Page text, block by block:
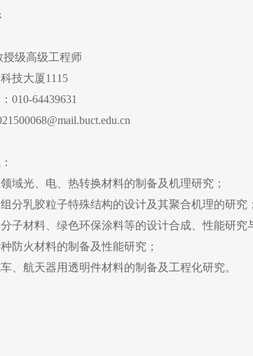
授级高级工程师
技大厦1115
010-64439631
域光、电、热转换材料的制备及机理研究；
分乳胶粒子特殊结构的设计及其聚合机理的研究；
子材料、绿色环保涂料等的设计合成、性能研究
防火材料的制备及性能研究；
、航天器用透明件材料的制备及工程化研究。